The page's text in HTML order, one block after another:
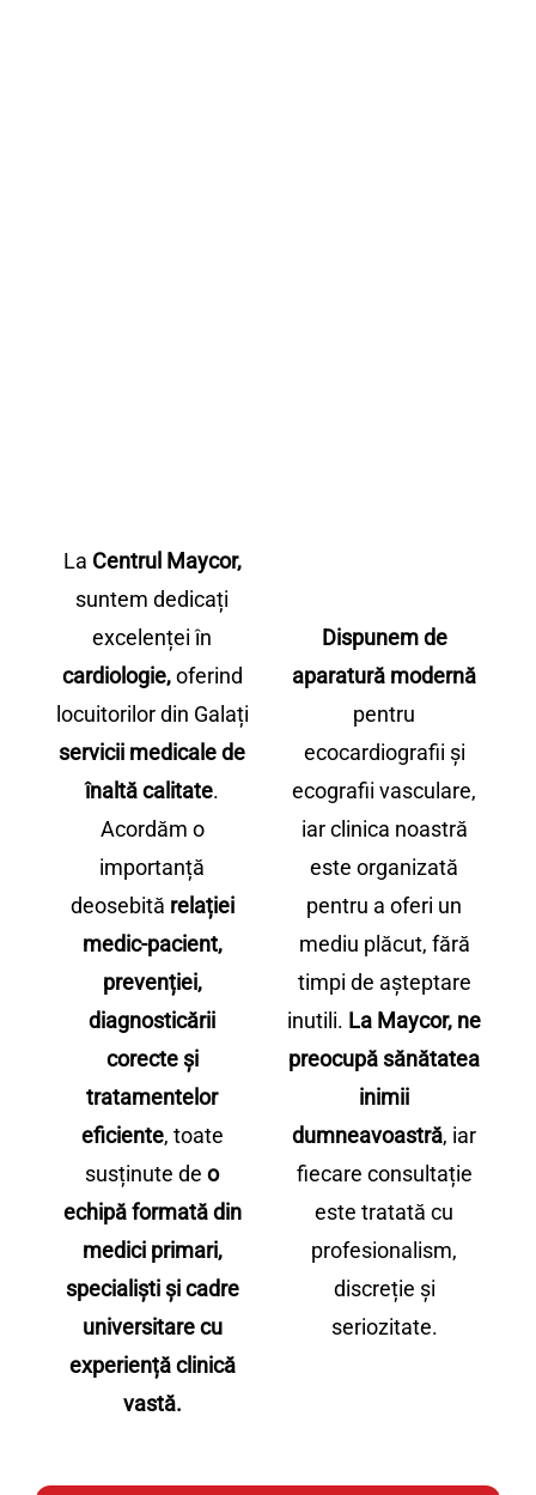
La Centrul Maycor,
suntem dedicați
excelenței în
cardiologie,oferind
locuitorilor din Galați
servicii medicale de
înaltă calitate.
Acordăm o
importanță
deosebită relației
medic-pacient,
prevenției,
diagnosticării
corecte și
tratamentelor
eficiente, toate
susținute de o
echipă formată din
medici primari,
specialiști și cadre
universitare cu
experiență clinică
vastă.
Dispunem de
aparatură modernă
pentru
ecocardiografii și
ecografii vasculare,
iar clinica noastră
este organizată
pentru a oferi un
mediu plăcut, fără
timpi de așteptare
inutili. La Maycor, ne
preocupă sănătatea
inimii
dumneavoastră, iar
fiecare consultație
este tratată cu
profesionalism,
discreție și
seriozitate.